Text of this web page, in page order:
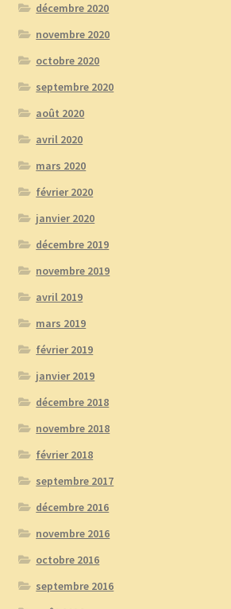
décembre 2020
novembre 2020
octobre 2020
septembre 2020
août 2020
avril 2020
mars 2020
février 2020
janvier 2020
décembre 2019
novembre 2019
avril 2019
mars 2019
février 2019
janvier 2019
décembre 2018
novembre 2018
février 2018
septembre 2017
décembre 2016
novembre 2016
octobre 2016
septembre 2016